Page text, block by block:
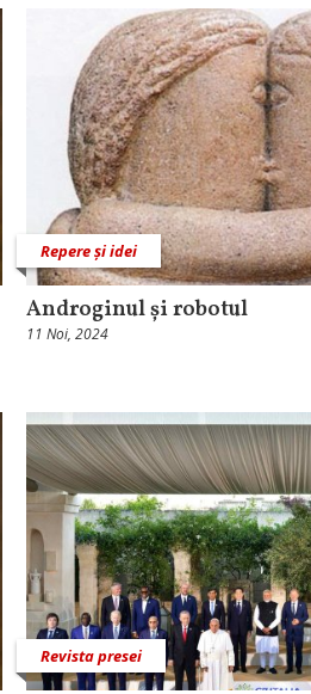
Repere și idei
Androginul și robotul
11 Noi, 2024
Revista presei